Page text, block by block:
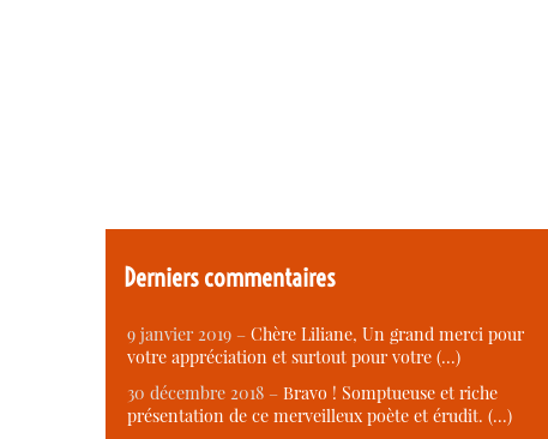
Derniers commentaires
9 janvier 2019 – Chère Liliane, Un grand merci pour
votre appréciation et surtout pour votre (…)
30 décembre 2018 – Bravo ! Somptueuse et riche
présentation de ce merveilleux poète et érudit. (…)